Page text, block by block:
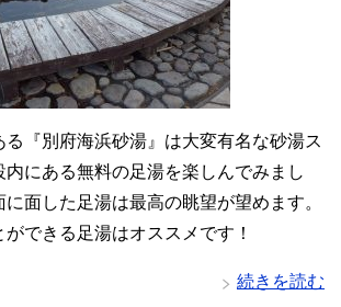
る『別府海浜砂湯』は大変有名な砂湯ス
内にある無料の足湯を楽しんでみまし
面した足湯は最高の眺望が望めます。
できる足湯はオススメです！
続きを読む